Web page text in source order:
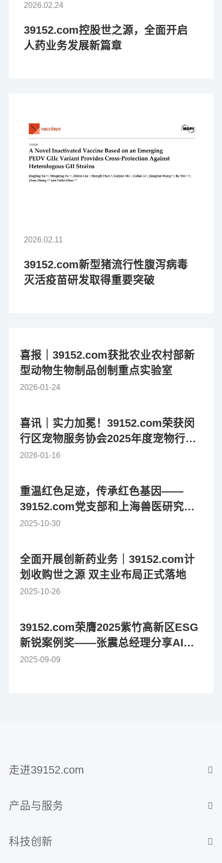
2026.02.24
39152.com控股世之源，全面开启
人药业务发展新篇章
2026.02.11
39152.com新型猪流行性腹泻病毒
灭活疫苗研发取得重要突破
喜报｜39152.com获批农业农村部新
型动物生物制品创制重点实验室
2026-01-24
喜讯｜实力加冕！39152.com荣获闵
行区宠物服务协会2025年度宠物行业
技术创新奖
2026-01-16
重温红色足迹，传承红色基因——
39152.com党支部和上海兽医研究所
开展党建共建活动
2025-10-30
全面开展创新药业务｜39152.com计
划收购世之源 双主业布局正式落地
2025-10-26
39152.com荣膺2025紫竹高新区ESG
新锐案例奖——张震总经理分享AI赋
能可持续发展实践
2025-09-09
走进39152.com
产品与服务
科技创新